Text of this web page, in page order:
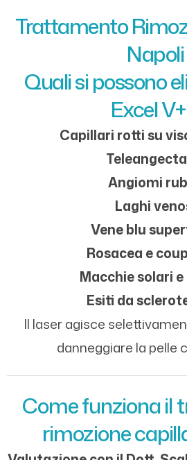
Trattamento
Napoli
Quali si possono
Excel
Capillari rotti su
Angiomi
Laghi
Vene blu
Rosacea e
Macchie solari
Esiti da
Il laser agisce
danneggiare la pelle
Come funziona il
rimozione